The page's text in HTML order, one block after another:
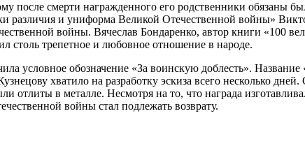
смерти награжденного его родственники обязаны
различия и униформа Великой Отечественной войны»
войны. Вячеслав Бондаренко, автор книги «100
столь трепетное и любовное отношение в народе.
условное обозначение «За воинскую доблесть».
хватило на разработку эскиза всего несколько
отлиты в металле. Несмотря на то, что награда
войны стал подлежать возврату.